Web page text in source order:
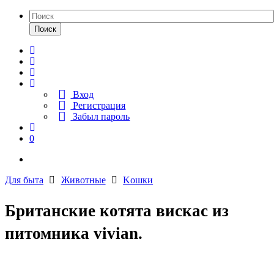
Поиск
Вход
Регистрация
Забыл пароль
0
Для быта Животные Kошки
Британские котята вискас из
питомника vivian.